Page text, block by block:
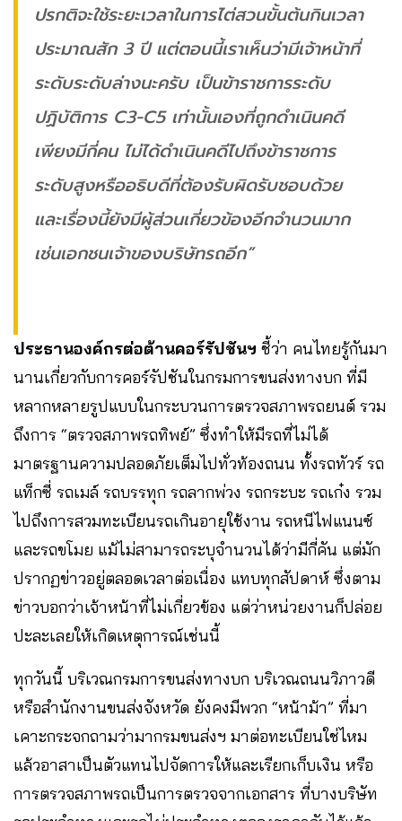
ปรกติจะใช้ระยะเวลาในการไต่สวนขั้นต้นกินเวลา
ประมาณสัก 3 ปี แต่ตอนนี้เราเห็นว่ามีเจ้าหน้าที่
ระดับระดับล่างนะครับ เป็นข้าราชการระดับ
ปฏิบัติการ C3-C5 เท่านั้นเองที่ถูกดำเนินคดี
เพียงมีกี่คน ไม่ได้ดำเนินคดีไปถึงข้าราชการ
ระดับสูงหรืออธิบดีที่ต้องรับผิดรับชอบด้วย
และเรื่องนี้ยังมีผู้ส่วนเกี่ยวข้องอีกจำนวนมาก
เช่นเอกชนเจ้าของบริษัทรถอีก”
ประธานองค์กรต่อต้านคอร์รัปชันฯ ชี้ว่า คนไทยรู้กันมา
นานเกี่ยวกับการคอร์รัปชันในกรมการขนส่งทางบก ที่มี
หลากหลายรูปแบบในกระบวนการตรวจสภาพรถยนต์ รวม
ถึงการ “ตรวจสภาพรถทิพย์” ซึ่งทำให้มีรถที่ไม่ได้
มาตรฐานความปลอดภัยเต็มไปทั่วท้องถนน ทั้งรถทัวร์ รถ
แท็กซี่ รถเมล์ รถบรรทุก รถลากพ่วง รถกระบะ รถเก๋ง รวม
ไปถึงการสวมทะเบียนรถเกินอายุใช้งาน รถหนีไฟแนนซ์
และรถขโมย แม้ไม่สามารถระบุจำนวนได้ว่ามีกี่คัน แต่มัก
ปรากฏข่าวอยู่ตลอดเวลาต่อเนื่อง แทบทุกสัปดาห์ ซึ่งตาม
ข่าวบอกว่าเจ้าหน้าที่ไม่เกี่ยวข้อง แต่ว่าหน่วยงานก็ปล่อย
ปะละเลยให้เกิดเหตุการณ์เช่นนี้
ทุกวันนี้ บริเวณกรมการขนส่งทางบก บริเวณถนนวิภาวดี
หรือสำนักงานขนส่งจังหวัด ยังคงมีพวก “หน้าม้า” ที่มา
เคาะกระจกถามว่ามากรมขนส่งฯ มาต่อทะเบียนใช่ไหม
แล้วอาสาเป็นตัวแทนไปจัดการให้และเรียกเก็บเงิน หรือ
การตรวจสภาพรถเป็นการตรวจจากเอกสาร ที่บางบริษัท